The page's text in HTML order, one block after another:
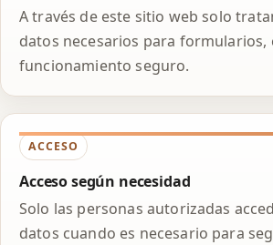
A través de este sitio web solo
datos necesarios para formularios,
funcionamiento seguro.
ACCESO
Acceso según necesidad
Solo las personas autorizadas
datos cuando es necesario para